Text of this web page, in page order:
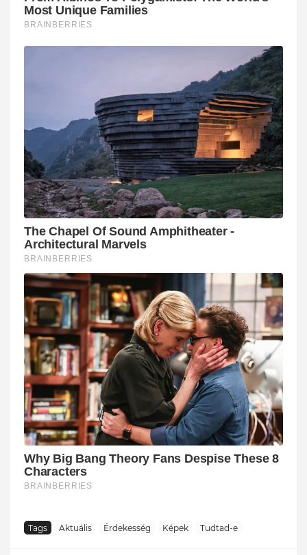
Tags Aktuális Érdekesség Képek Tudtad-e